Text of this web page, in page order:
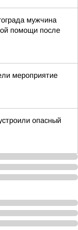
мужчина
помощи после
мероприятие
опасный